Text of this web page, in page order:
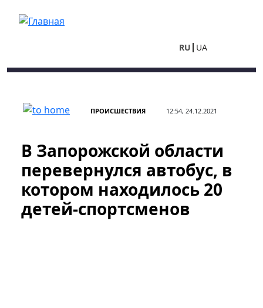
RU UA
ПРОИСШЕСТВИЯ 12:54, 24.12.2021
В Запорожской области
перевернулся автобус, в
котором находилось 20
детей-спортсменов